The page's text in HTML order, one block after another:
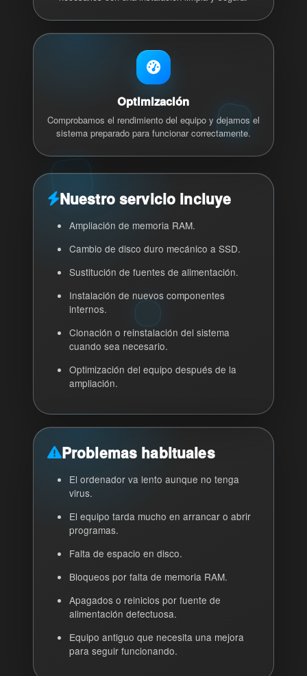
Optimización
Comprobamos el rendimiento del equipo y dejamos el
sistema preparado para funcionar correctamente.
Nuestro servicio incluye
Ampliación de memoria RAM.
Cambio de disco duro mecánico a SSD.
Sustitución de fuentes de alimentación.
Instalación de nuevos componentes
internos.
Clonación o reinstalación del sistema
cuando sea necesario.
Optimización del equipo después de la
ampliación.
Problemas habituales
El ordenador va lento aunque no tenga
virus.
El equipo tarda mucho en arrancar o abrir
programas.
Falta de espacio en disco.
Bloqueos por falta de memoria RAM.
Apagados o reinicios por fuente de
alimentación defectuosa.
Equipo antiguo que necesita una mejora
para seguir funcionando.